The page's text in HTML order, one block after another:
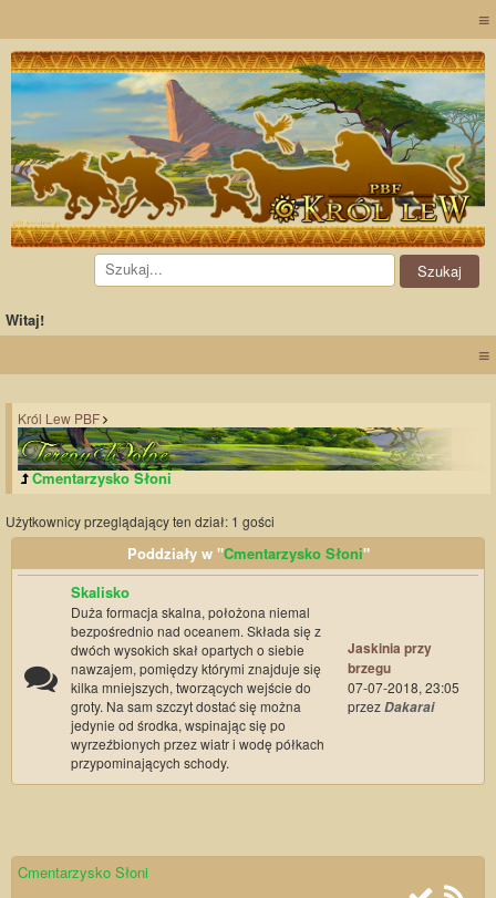
≡
Witaj!
≡
Król Lew PBF
Cmentarzysko Słoni
Użytkownicy przeglądający ten dział: 1 gości
Poddziały w "Cmentarzysko Słoni"
Skalisko
Duża formacja skalna, położona niemal
bezpośrednio nad oceanem. Składa się z
dwóch wysokich skał opartych o siebie
nawzajem, pomiędzy którymi znajduje się
kilka mniejszych, tworzących wejście do
groty. Na sam szczyt dostać się można
jedynie od środka, wspinając się po
wyrzeźbionych przez wiatr i wodę półkach
przypominających schody.
Jaskinia przy
brzegu
07-07-2018, 23:05
przezDakarai
Cmentarzysko Słoni